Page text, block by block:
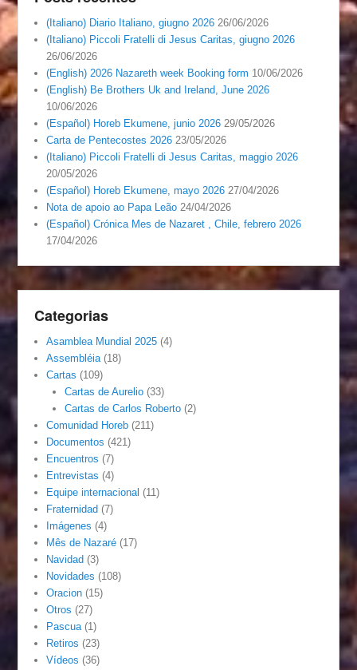
(Italiano) Diario Italiano, giugno 2026 26/06/2026
(Italiano) Piccoli Fratelli di Jesus Caritas, giugno 2026
26/06/2026
(English) 2026 Nazareth week Booking form 10/06/2026
(English) Be Brothers Uk and Ireland, June 2026
10/06/2026
(Español) Horeb Ekumene, junio 2026 29/05/2026
Carta de Pentecostes 2026 23/05/2026
(Italiano) Piccoli Fratelli di Jesus Caritas, maggio 2026
20/05/2026
(Español) Horeb Ekumene, mayo 2026 27/04/2026
Nota de apoio ao Papa Leão 24/04/2026
(Español) Crónica Mes de Nazaret , Chile, febrero 2026
17/04/2026
Categorias
Asamblea Mundial 2025 (4)
Assembléia(18)
Cartas (109)
Cartas de Aurelio(33)
Cartas de Carlos Roberto(2)
Comunidad Horeb (211)
Documentos (421)
Encuentros (7)
Entrevistas (4)
Equipe internacional (11)
Fraternidad (7)
Imágenes (4)
Mês de Nazaré (17)
Navidad (3)
Novidades (108)
Oracion (15)
Otros (27)
Pascua(1)
Retiros (23)
Vídeos (36)